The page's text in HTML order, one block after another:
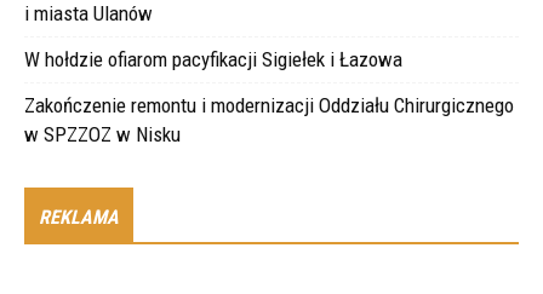
i miasta Ulanów
W hołdzie ofiarom pacyfikacji Sigiełek i Łazowa
Zakończenie remontu i modernizacji Oddziału Chirurgicznego
w SPZZOZ w Nisku
REKLAMA